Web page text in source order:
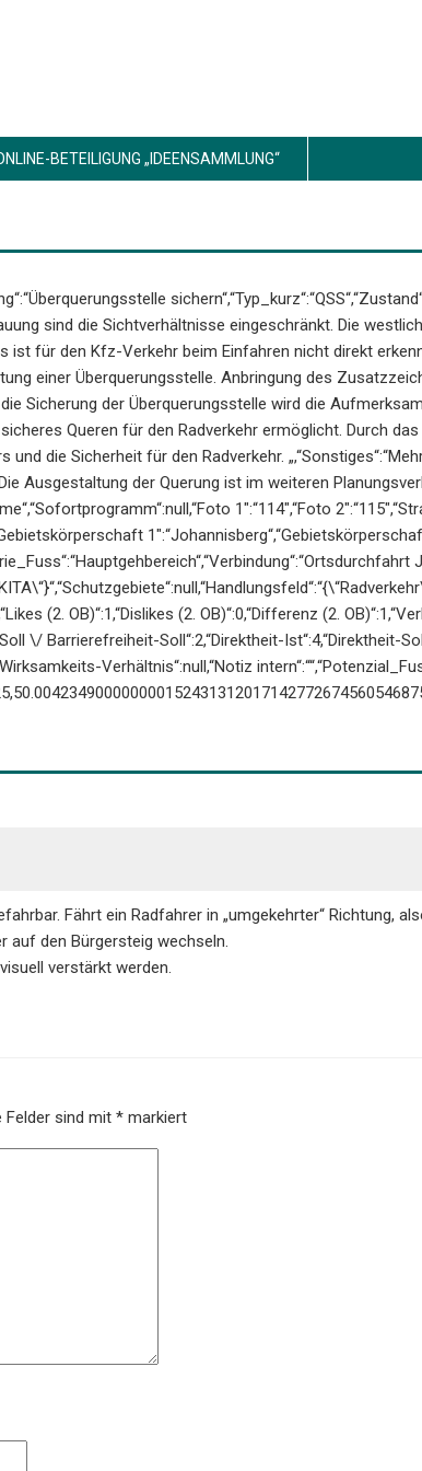
BETEILIGUNG „IDEENSAMMLUNG“
sind die Sichtverhältnisse eingeschränkt. Die
ist für den Kfz-Verkehr beim Einfahren nicht direkt
einer Überquerungsstelle. Anbringung des
Sicherung der Überquerungsstelle wird die
Queren für den Radverkehr ermöglicht. Durch
die Sicherheit für den Radverkehr.
Ausgestaltung der Querung ist im weiteren
1″:“114″,“Foto
(2. OB)“:1,“Dislikes (2. OB)“:0,“Differenz (2.
\/ Barrierefreiheit-Soll“:2,“Direktheit-Ist“:4,“Direktheit-
Verhältnis“:null,“Notiz
Fährt ein Radfahrer in „umgekehrter“ Richtung,
auf den Bürgersteig wechseln.
verstärkt werden.
Felder sind mit * markiert